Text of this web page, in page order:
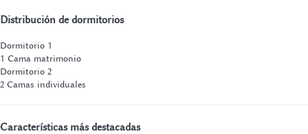
Distribución de dormitorios
Dormitorio 1
1 Cama matrimonio
Dormitorio 2
2 Camas individuales
Características más destacadas